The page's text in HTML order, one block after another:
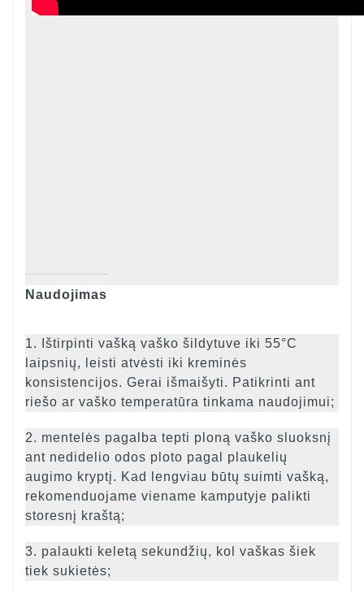
Naudojimas
1. Ištirpinti vašką vaško šildytuve iki 55°C
laipsnių, leisti atvėsti iki kreminės
konsistencijos. Gerai išmaišyti. Patikrinti ant
riešo ar vaško temperatūra tinkama naudojimui;
2. mentelės pagalba tepti ploną vaško sluoksnį
ant nedidelio odos ploto pagal plaukelių
augimo kryptį. Kad lengviau būtų suimti vašką,
rekomenduojame viename kamputyje palikti
storesnį kraštą;
3. palaukti keletą sekundžių, kol vaškas šiek
tiek sukietės;